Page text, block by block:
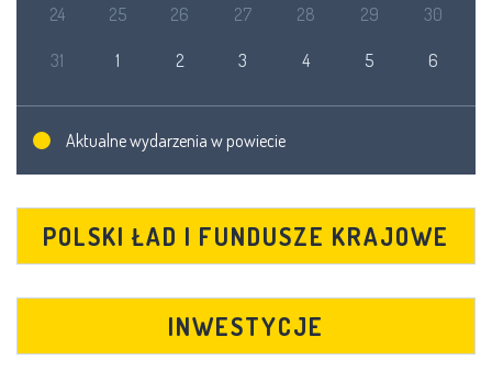
24 25 26 27 28 29 30
31 1 2 3 4 5 6
Aktualne wydarzenia w powiecie
POLSKI ŁAD I FUNDUSZE KRAJOWE
INWESTYCJE